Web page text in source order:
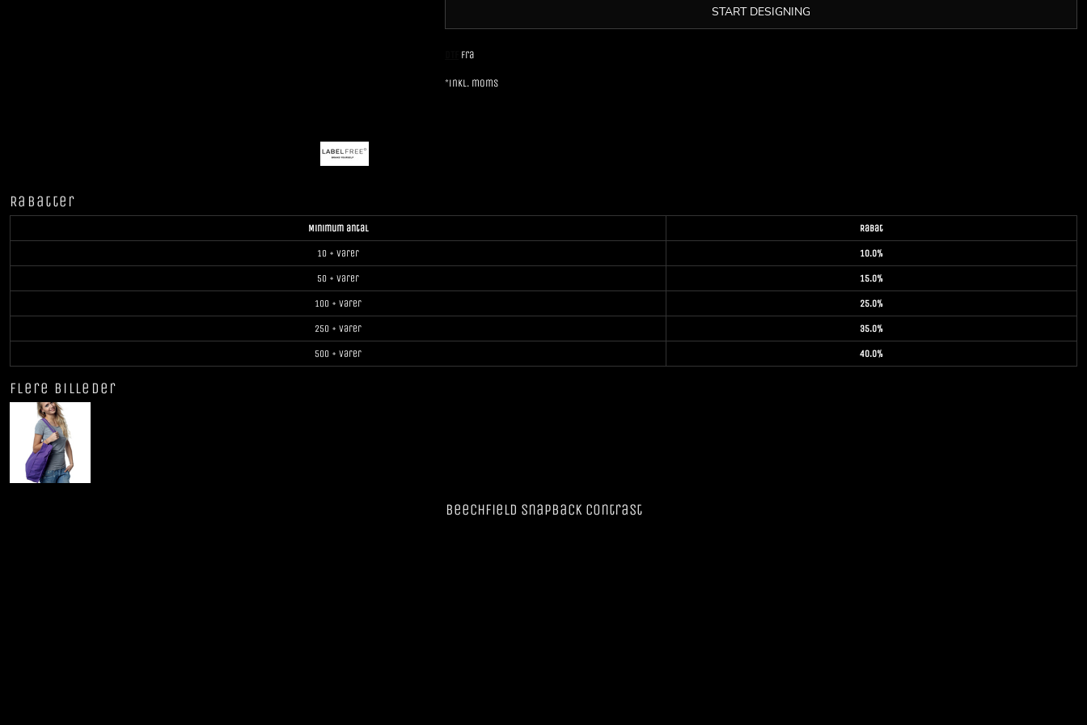
START DESIGNING
Fra
*inkl. moms
Rabatter
Minimum antal Rabat
10 + varer 10.0%
50 + varer 15.0%
100 + varer 25.0%
250 + varer 35.0%
500 + varer 40.0%
Flere billeder
Beechfield SnapBack Contrast